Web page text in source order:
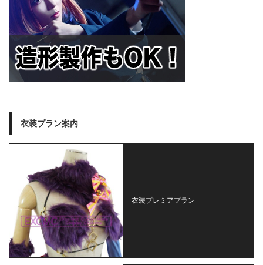
衣装プラン案内
衣装プレミアプラン